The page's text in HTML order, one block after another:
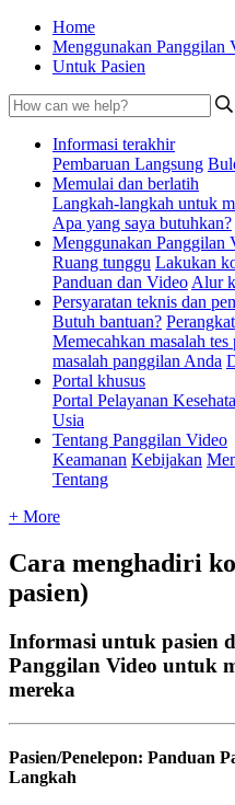
Home
Menggunakan Panggilan
Untuk Pasien
Informasi terakhir
Pembaruan Langsung
Memulai dan berlatih
Langkah-langkah untuk
Apa yang saya butuhkan?
Menggunakan Panggilan
Ruang tunggu Lakukan
Panduan dan Video Alur
Persyaratan teknis dan
Butuh bantuan?
Memecahkan masalah tes
masalah panggilan Anda
Portal khusus
Portal Pelayanan
Usia
Tentang Panggilan Video
Keamanan Kebijakan
Tentang
+ More
Cara menghadiri
pasien)
Informasi untuk pasien
Panggilan Video untuk
mereka
Pasien/Penelepon: Panduan
Langkah